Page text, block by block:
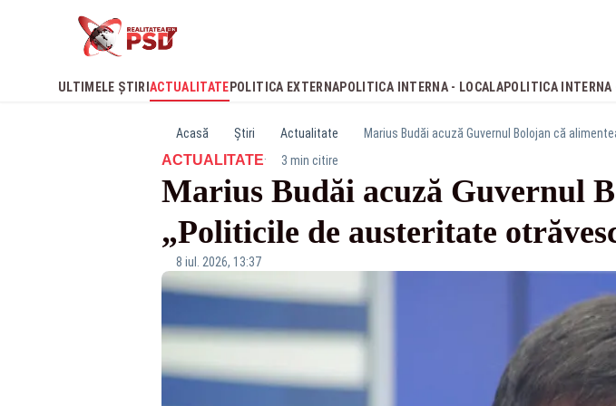
ULTIMELE ȘTIRI ACTUALITATE POLITICA EXTERNAPOLITICA INTERNA - LOCALAPOLITICA
Acasă Știri Actualitate Marius Budăi acuză Guvernul Bolojan că
ACTUALITATE· 3 min citire
Marius Budăi acuză Guvernul
„Politicile de austeritate
8 iul. 2026, 13:37